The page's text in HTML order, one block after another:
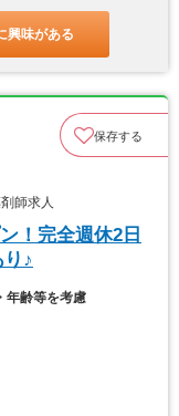
興味がある
保存する
師求人
！完全週休2日
♪
年齢等を考慮